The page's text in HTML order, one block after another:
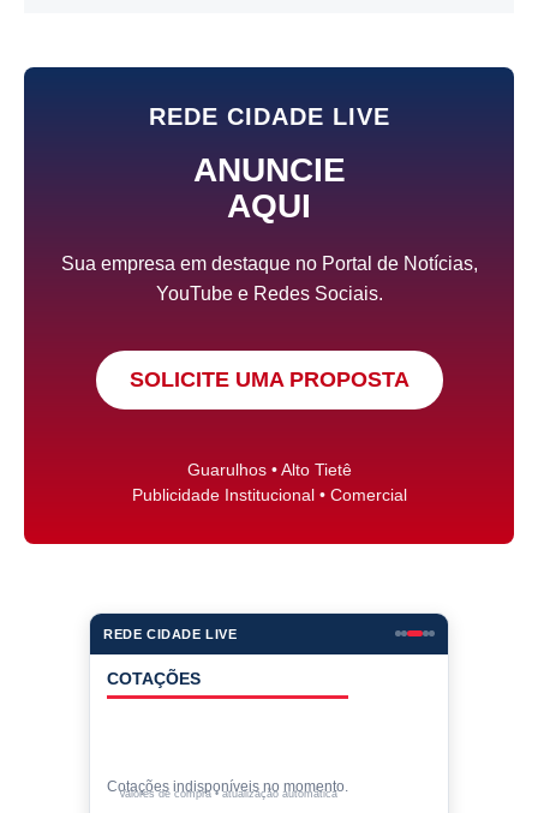
REDE CIDADE LIVE
ANUNCIE
AQUI
Sua empresa em destaque no Portal de Notícias,
YouTube e Redes Sociais.
SOLICITE UMA PROPOSTA
Guarulhos • Alto Tietê
Publicidade Institucional • Comercial
REDE CIDADE LIVE
COTAÇÕES
Cotações indisponíveis no momento.
Valores de compra • atualização automática